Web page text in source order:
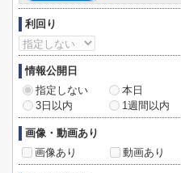
利回り
情報公開日
指定しない
本日
3日以内
1週間以内
画像・動画あり
画像あり
動画あり